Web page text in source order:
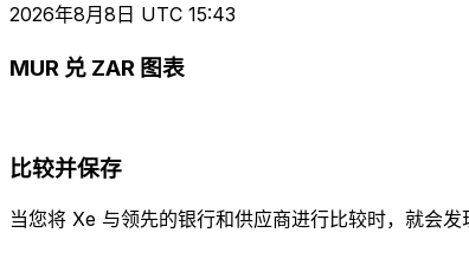
2026年8月8日 UTC 15:43
MUR 兑 ZAR 图表
比较并保存
当您将 Xe 与领先的银行和供应商进行比较时，就会